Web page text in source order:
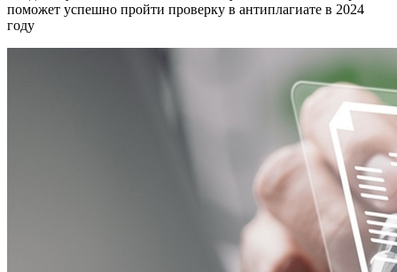
поможет успешно пройти проверку в антиплагиате в 2024
году